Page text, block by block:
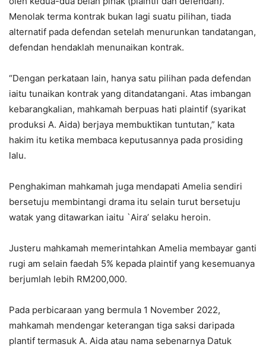
Menolak terma kontrak bukan lagi suatu pilihan, tiada
alternatif pada defendan setelah menurunkan tandatangan,
defendan hendaklah menunaikan kontrak.
“Dengan perkataan lain, hanya satu pilihan pada defendan
iaitu tunaikan kontrak yang ditandatangani. Atas imbangan
kebarangkalian, mahkamah berpuas hati plaintif (syarikat
produksi A. Aida) berjaya membuktikan tuntutan,” kata
hakim itu ketika membaca keputusannya pada prosiding
lalu.
Penghakiman mahkamah juga mendapati Amelia sendiri
bersetuju membintangi drama itu selain turut bersetuju
watak yang ditawarkan iaitu `Aira’ selaku heroin.
Justeru mahkamah memerintahkan Amelia membayar ganti
rugi am selain faedah 5% kepada plaintif yang kesemuanya
berjumlah lebih RM200,000.
Pada perbicaraan yang bermula 1 November 2022,
mahkamah mendengar keterangan tiga saksi daripada
plantif termasuk A. Aida atau nama sebenarnya Datuk